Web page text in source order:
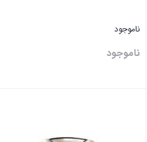
ناموجود
ناموجود